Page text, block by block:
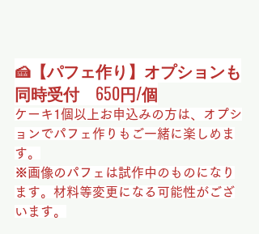
🍰【パフェ作り】オプションも
同時受付　650円/個
ケーキ1個以上お申込みの方は、オプシ
ョンでパフェ作りもご一緒に楽しめま
す。
※画像のパフェは試作中のものになり
ます。材料等変更になる可能性がござ
います。